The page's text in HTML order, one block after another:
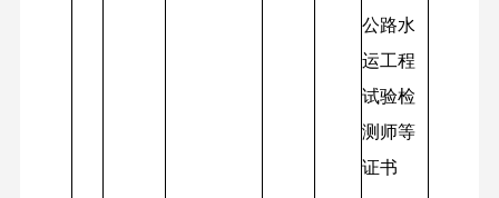
公路水
运工程
试验检
测师等
证书